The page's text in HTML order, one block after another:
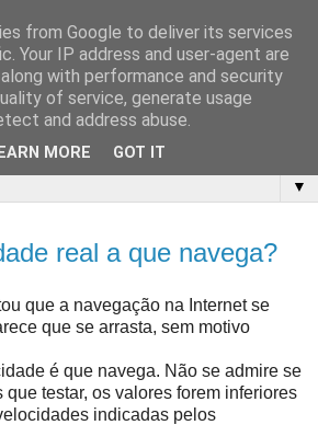
Tutoriais de Informática. Em especial
▼
real a que navega?
que a navegação na Internet se
que se arrasta, sem motivo
é que navega. Não se admire se
que testar, os valores forem inferiores
indicadas pelos
from Google to deliver its services
Your IP address and user-agent are
with performance and security
of service, generate usage
and address abuse.
MORE GOT IT